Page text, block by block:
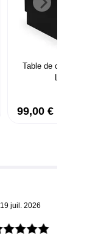
Table de chevet
L45cm
99,00 €
19 juil. 2026